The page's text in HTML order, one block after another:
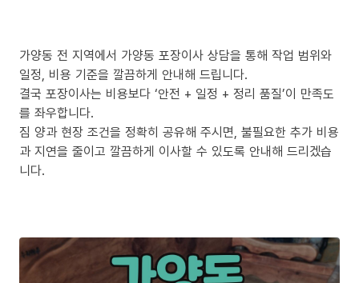
가양동 전 지역에서 가양동 포장이사 상담을 통해 작업 범위와
일정, 비용 기준을 깔끔하게 안내해 드립니다.
결국 포장이사는 비용보다 ‘안전 + 일정 + 정리 품질’이 만족도
를 좌우합니다.
짐 양과 현장 조건을 정확히 공유해 주시면, 불필요한 추가 비용
과 지연을 줄이고 깔끔하게 이사할 수 있도록 안내해 드리겠습
니다.